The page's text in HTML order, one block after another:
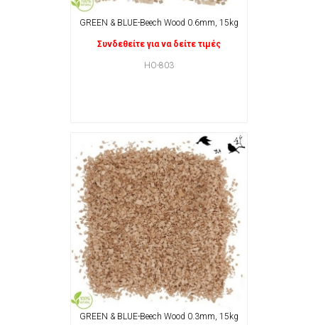
GREEN & BLUE-Beech Wood 0.6mm, 15kg
Συνδεθείτε για να δείτε τιμές
HO-803
GREEN & BLUE-Beech Wood 0.3mm, 15kg